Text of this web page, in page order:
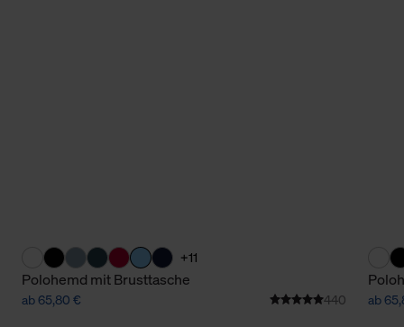
+11
Polohemd mit Brusttasche
ab 65,80 € 440 ab